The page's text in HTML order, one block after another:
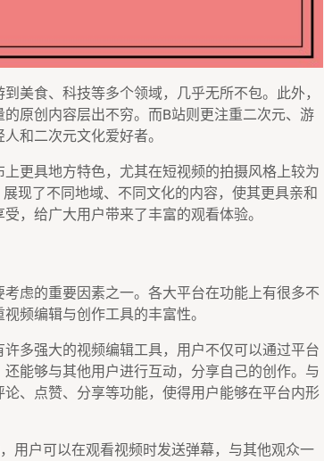
美食、科技等多个领域，几乎无所不包。此外，
原创内容层出不穷。而B站则更注重二次元、游
和二次元文化爱好者。
更具地方特色，尤其在短视频的拍摄风格上较为
现了不同地域、不同文化的内容，使其更具亲和
，给广大用户带来了丰富的观看体验。
虑的重要因素之一。各大平台在功能上有很多不
频编辑与创作工具的丰富性。
多强大的视频编辑工具，用户不仅可以通过平台
能够与其他用户进行互动，分享自己的创作。与
、点赞、分享等功能，使得用户能够在平台内形
用户可以在观看视频时发送弹幕，与其他观众一